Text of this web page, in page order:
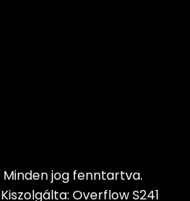
Minden jog fenntartva.
Kiszolgálta: Overflow S241